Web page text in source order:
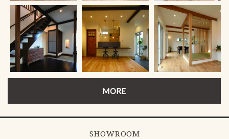
MORE
SHOWROOM